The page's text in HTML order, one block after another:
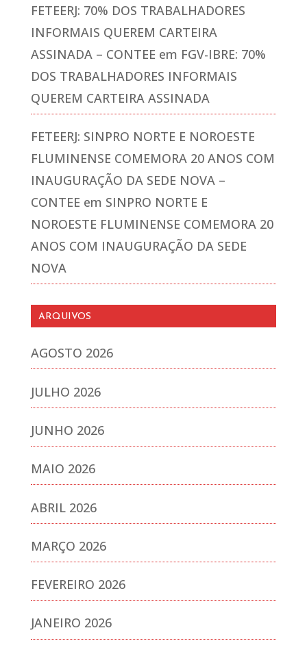
FETEERJ: 70% DOS TRABALHADORES
INFORMAIS QUEREM CARTEIRA
ASSINADA – CONTEE em FGV-IBRE: 70%
DOS TRABALHADORES INFORMAIS
QUEREM CARTEIRA ASSINADA
FETEERJ: SINPRO NORTE E NOROESTE
FLUMINENSE COMEMORA 20 ANOS COM
INAUGURAÇÃO DA SEDE NOVA –
CONTEE em SINPRO NORTE E
NOROESTE FLUMINENSE COMEMORA 20
ANOS COM INAUGURAÇÃO DA SEDE
NOVA
ARQUIVOS
AGOSTO 2026
JULHO 2026
JUNHO 2026
MAIO 2026
ABRIL 2026
MARÇO 2026
FEVEREIRO 2026
JANEIRO 2026